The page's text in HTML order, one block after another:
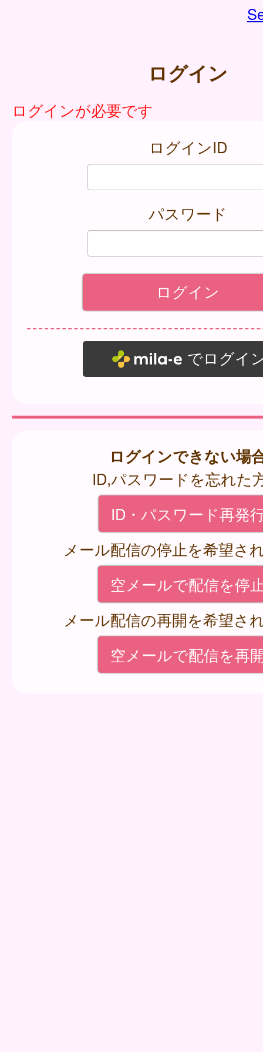
ログイン
ログインが必要です
ログインID
パスワード
でログイ
ログインできない場
ID,パスワードを忘れた
ID・パスワード再発
メール配信の停止を希望さ
空メールで配信を停
メール配信の再開を希望さ
空メールで配信を再